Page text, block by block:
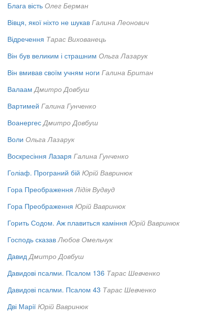
Блага вість Олег Берман
Вівця, якої ніхто не шукав Галина Леонович
Відречення Тарас Вихованець
Він був великим і страшним Ольга Лазарук
Він вмивав своїм учням ноги Галина Британ
Валаам Дмитро Довбуш
Вартимей Галина Гунченко
Воанергес Дмитро Довбуш
Воли Ольга Лазарук
Воскресіння Лазаря Галина Гунченко
Голіаф. Програний бій Юрій Вавринюк
Гора Преображення Лідія Вудвуд
Гора Преображення Юрій Вавринюк
Горить Содом. Аж плавиться каміння Юрій Вавринюк
Господь сказав Любов Омельчук
Давид Дмитро Довбуш
Давидові псалми. Псалом 136 Тарас Шевченко
Давидові псалми. Псалом 43 Тарас Шевченко
Дві Марії Юрій Вавринюк